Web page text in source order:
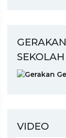
SEKOLAH
VIDEO